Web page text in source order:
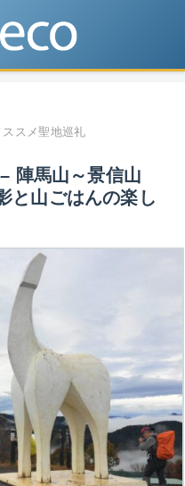
ススメ聖地巡礼
陣馬山～景信山
と山ごはんの楽し